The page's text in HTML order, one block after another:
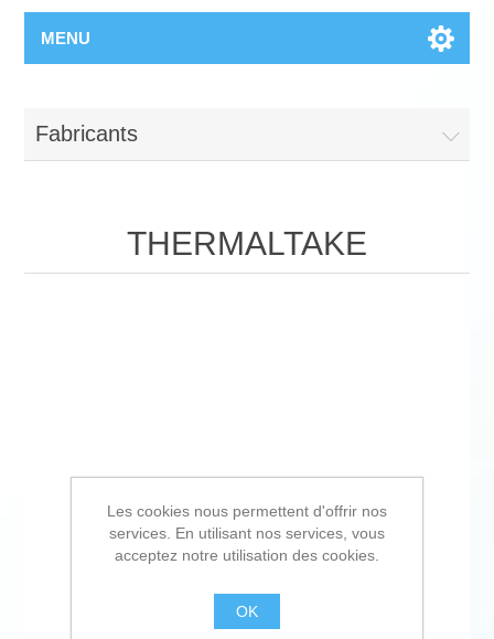
MENU
Fabricants
THERMALTAKE
Les cookies nous permettent d'offrir nos
services. En utilisant nos services, vous
acceptez notre utilisation des cookies.
OK